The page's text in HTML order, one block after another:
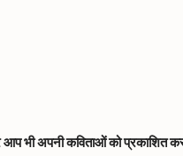
आपभीअपनीकविताओंकोप्रकाशित